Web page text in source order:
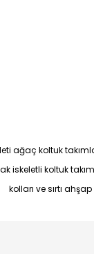
ağaç koltuk
iskeletli koltuk
kolları ve sırtı